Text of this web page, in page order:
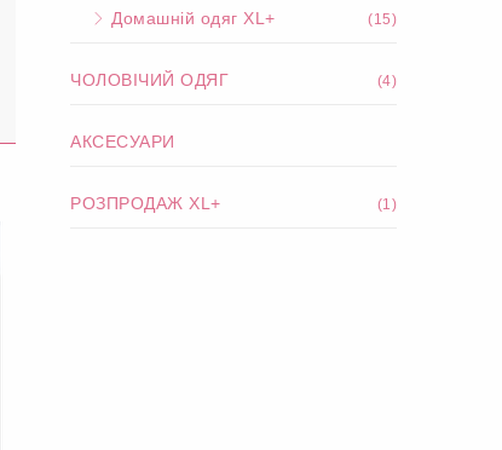
Домашній одяг XL+ (15)
ЧОЛОВІЧИЙ ОДЯГ (4)
АКСЕСУАРИ
РОЗПРОДАЖ XL+ (1)